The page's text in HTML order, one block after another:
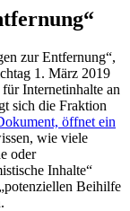
zur Entfernung“,
1. März 2019
Internetinhalte an
sich die Fraktion
öffnet ein
wie viele
oder
Inhalte“
Beihilfe